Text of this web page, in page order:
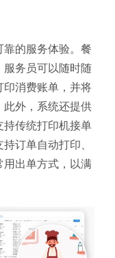
靠的服务体验。餐
服务员可以随时随
印消费账单，并将
此外，系统还提供
持传统打印机接单
订单自动打印、
用出单方式，以满